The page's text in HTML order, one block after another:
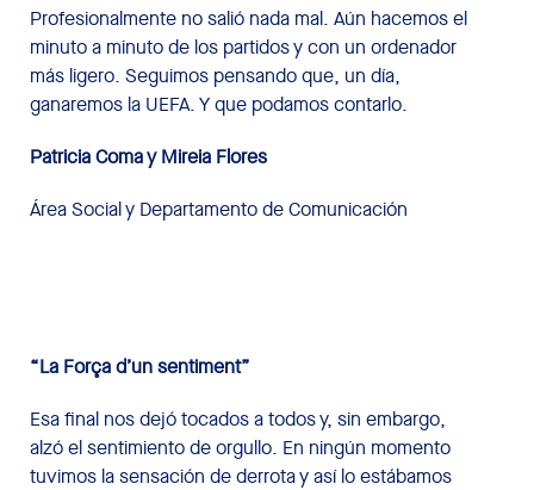
Profesionalmente no salió nada mal. Aún hacemos el
minuto a minuto de los partidos y con un ordenador
más ligero. Seguimos pensando que, un día,
ganaremos la UEFA. Y que podamos contarlo.
Patricia Coma y Mireia Flores
Área Social y Departamento de Comunicación
“La Força d’un sentiment”
Esa final nos dejó tocados a todos y, sin embargo,
alzó el sentimiento de orgullo. En ningún momento
tuvimos la sensación de derrota y así lo estábamos